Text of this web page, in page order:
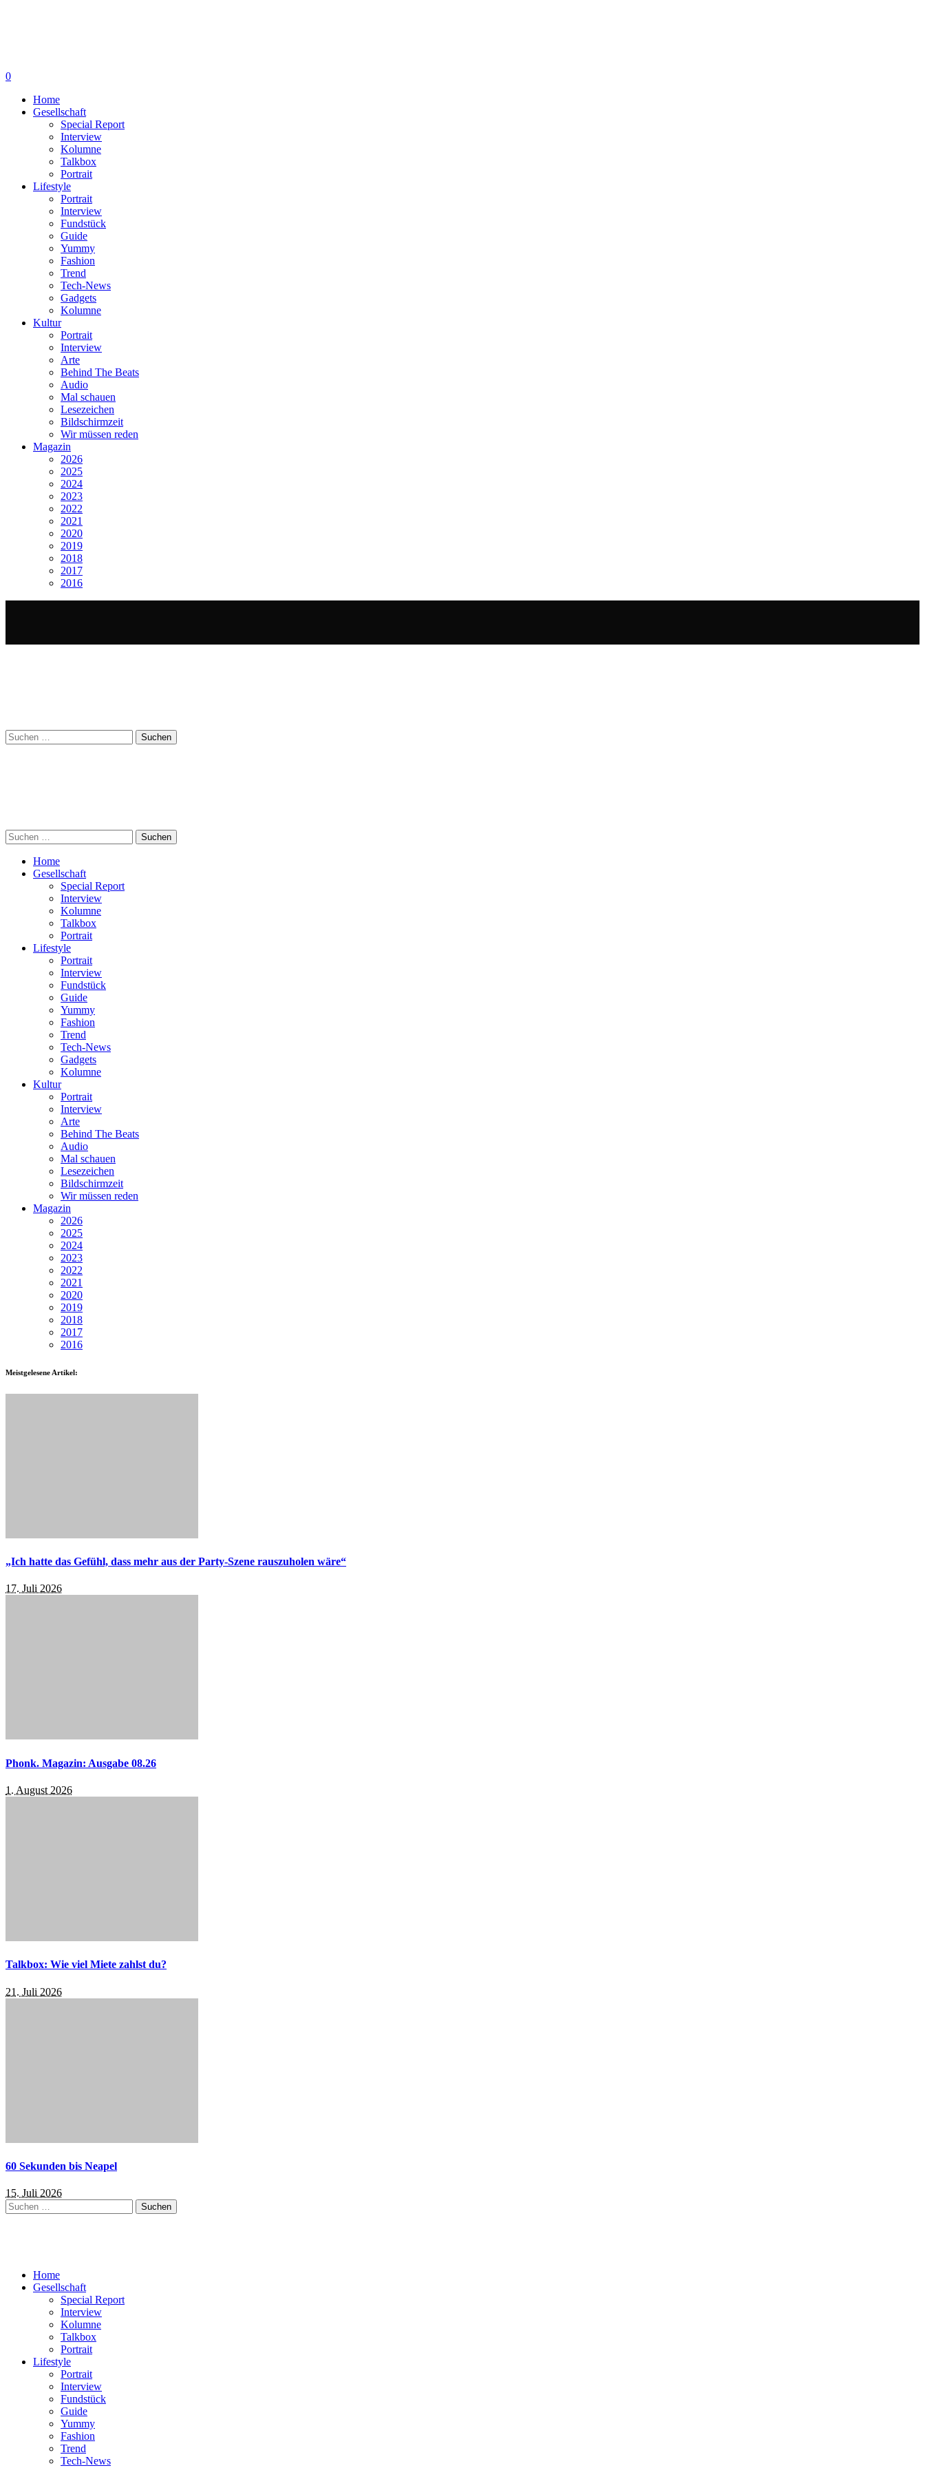
0
Home
Gesellschaft
Special Report
Interview
Kolumne
Talkbox
Portrait
Lifestyle
Portrait
Interview
Fundstück
Guide
Yummy
Fashion
Trend
Tech-News
Gadgets
Kolumne
Kultur
Portrait
Interview
Arte
Behind The Beats
Audio
Mal schauen
Lesezeichen
Bildschirmzeit
Wir müssen reden
Magazin
2026
2025
2024
2023
2022
2021
2020
2019
2018
2017
2016
Suchen
nach:
Suchen
nach:
Home
Gesellschaft
Special Report
Interview
Kolumne
Talkbox
Portrait
Lifestyle
Portrait
Interview
Fundstück
Guide
Yummy
Fashion
Trend
Tech-News
Gadgets
Kolumne
Kultur
Portrait
Interview
Arte
Behind The Beats
Audio
Mal schauen
Lesezeichen
Bildschirmzeit
Wir müssen reden
Magazin
2026
2025
2024
2023
2022
2021
2020
2019
2018
2017
2016
Meistgelesene Artikel:
„Ich hatte das Gefühl, dass mehr aus der Party-Szene rauszuholen wäre“
17. Juli 2026
Phonk. Magazin: Ausgabe 08.26
1. August 2026
Talkbox: Wie viel Miete zahlst du?
21. Juli 2026
60 Sekunden bis Neapel
15. Juli 2026
Suchen
nach:
Home
Gesellschaft
Special Report
Interview
Kolumne
Talkbox
Portrait
Lifestyle
Portrait
Interview
Fundstück
Guide
Yummy
Fashion
Trend
Tech-News